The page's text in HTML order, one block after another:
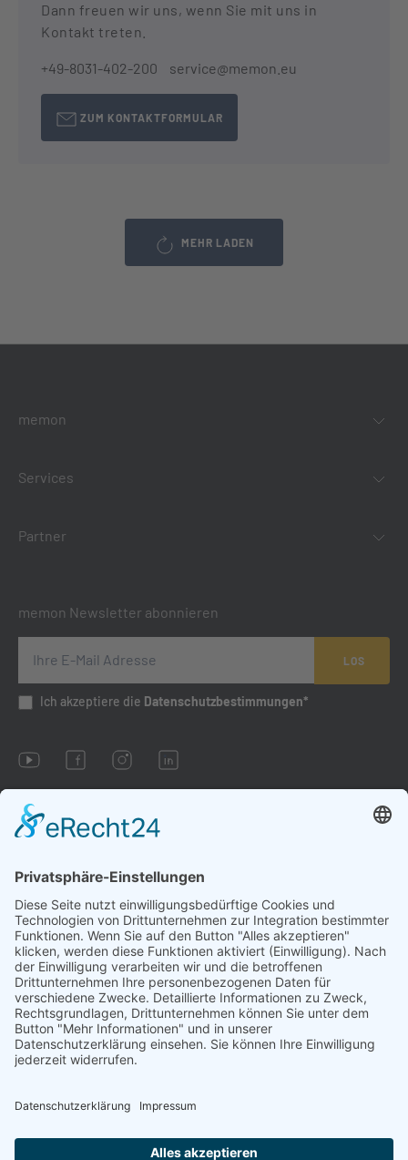
Dann freuen wir uns, wenn Sie mit uns in
Kontakt treten.
+49-8031-402-200 service@memon.eu
ZUM KONTAKTFORMULAR
MEHR LADEN
memon
Services
Partner
memon Newsletter abonnieren
LOS
Ich akzeptiere die Datenschutzbestimmungen*
Impressum
AGB
Datenschutzbestimmungen
Cookie-Einstellungen
Aufgrund gesetzlicher Bestimmungen sind wir zu folgendem
Hinweis verpflichtet: Die hier vorgestellte Technologie